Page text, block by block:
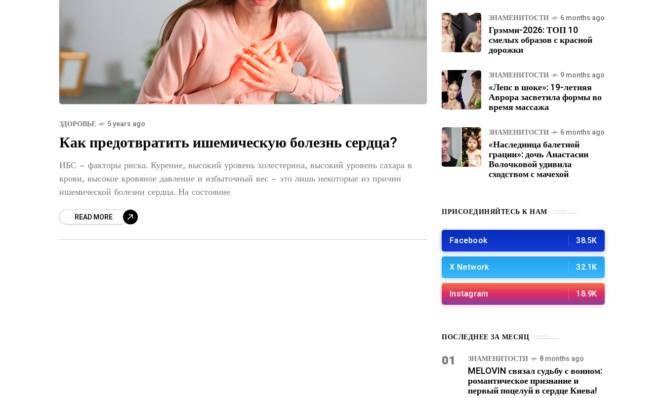
ЗДОРОВЬЕ 5 years ago
Как предотвратить ишемическую болезнь сердца?
ИБС – факторы риска. Курение, высокий уровень холестерина, высокий уровень сахара в
крови, высокое кровяное давление и избыточный вес – это лишь некоторые из причин
ишемической болезни сердца. На состояние
READ MORE
ЗНАМЕНИТОСТИ 6 months ago
Грэмми-2026: ТОП 10
смелых образов с красной
дорожки
ЗНАМЕНИТОСТИ 9 months ago
«Лепс в шоке»: 19-летняя
Аврора засветила формы во
время массажа
ЗНАМЕНИТОСТИ 6 months ago
«Наследница балетной
грации»: дочь Анастасии
Волочковой удивила
сходством с мачехой
ПРИСОЕДИНЯЙТЕСЬ К НАМ
Facebook 38.5K
X Network 32.1K
Instagram 18.9K
ПОСЛЕДНЕЕ ЗА МЕСЯЦ
01 ЗНАМЕНИТОСТИ 8 months ago
MELOVIN связал судьбу с воином:
романтическое признание и
первый поцелуй в сердце Киева!